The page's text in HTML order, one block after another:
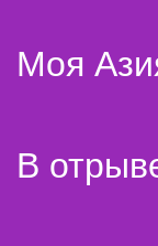
Моя
В